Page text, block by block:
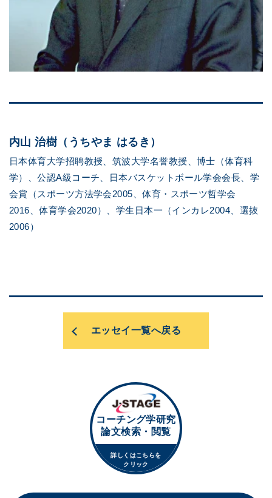
内山 治樹（うちやま はるき）
日本体育大学招聘教授、筑波大学名誉教授、博士（体育科
学）、公認A級コーチ、日本バスケットボール学会会長、学
会賞（スポーツ方法学会2005、体育・スポーツ哲学会
2016、体育学会2020）、学生日本一（インカレ2004、選抜
2006）
エッセイ一覧へ戻る
コーチング学研究
論文検索・閲覧
詳しくはこちらを
クリック